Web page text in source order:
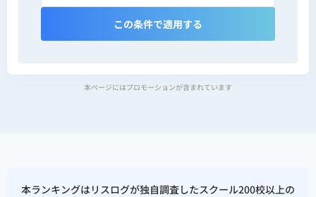
（東証グロース：5242）へ売
締役
この条件で適用する
本ページにはプロモーションが含まれています
本ランキングはリスログが独自調査したスクール200校以上の